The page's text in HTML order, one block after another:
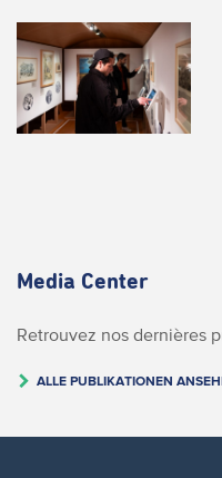
Media Center
Retrouvez nos dernières
ALLE PUBLIKATIONEN